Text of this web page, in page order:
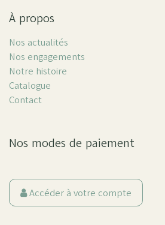
À propos
Nos actualités
Nos engagements
Notre histoire
Catalogue
Contact
Nos modes de paiement
Accéder à votre compte